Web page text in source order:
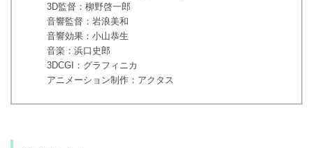
3D監督：柳野啓一郎
音響監督：岩浪美和
音響効果：小山恭生
音楽：浜口史郎
3DCGI：グラフィニカ
アニメーション制作：アクタス